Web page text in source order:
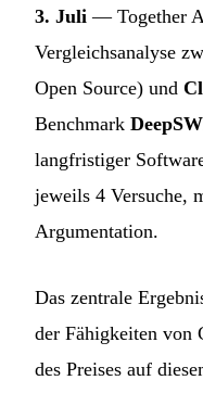
3. Juli — Together
Vergleichsanalyse
Open Source) und
Benchmark
langfristiger
jeweils 4 Versuche,
Argumentation.
Das zentrale
der Fähigkeiten von
des Preises auf